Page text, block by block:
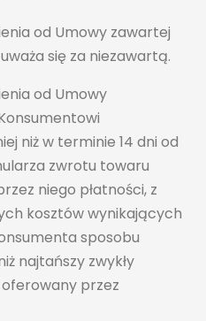
od Umowy zawartej
się za niezawartą.
od Umowy
niż w terminie 14 dni od
zwrotu towaru
niego płatności, z
kosztów wynikających
sposobu
najtańszy zwykły
przez